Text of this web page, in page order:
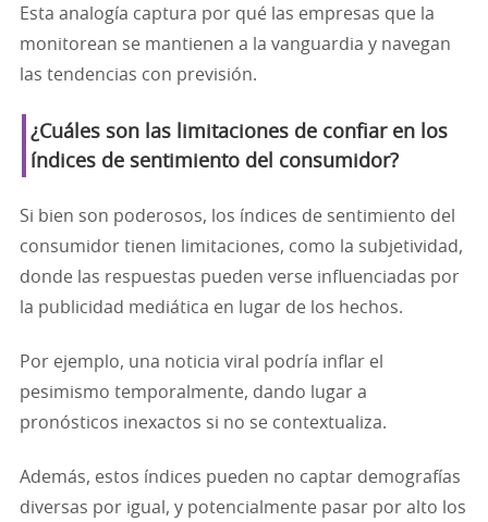
Esta analogía captura por qué las empresas que la
monitorean se mantienen a la vanguardia y navegan
las tendencias con previsión.
¿Cuáles son las limitaciones de confiar en los
índices de sentimiento del consumidor?
Si bien son poderosos, los índices de sentimiento del
consumidor tienen limitaciones, como la subjetividad,
donde las respuestas pueden verse influenciadas por
la publicidad mediática en lugar de los hechos.
Por ejemplo, una noticia viral podría inflar el
pesimismo temporalmente, dando lugar a
pronósticos inexactos si no se contextualiza.
Además, estos índices pueden no captar demografías
diversas por igual, y potencialmente pasar por alto los